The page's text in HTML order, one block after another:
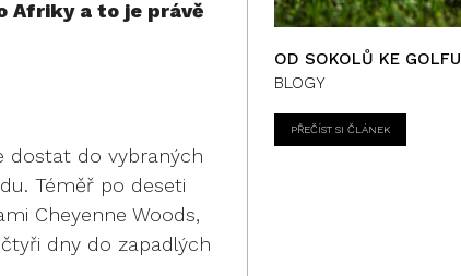
Afriky a to je právě
dostat do vybraných
Téměř po deseti
Cheyenne Woods,
dny do zapadlých
OD SOKOLŮ KE GOLFU
BLOGY
PŘEČÍST SI ČLÁNEK